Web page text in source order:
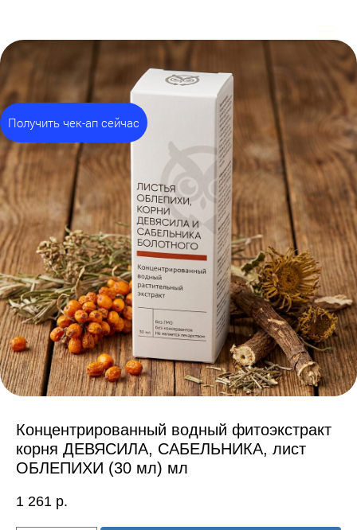
Концентрированный водный фитоэкстракт
корня ДЕВЯСИЛА, САБЕЛЬНИКА, лист
ОБЛЕПИХИ (30 мл) мл
1 261 р.
Получить чек-ап сейчас